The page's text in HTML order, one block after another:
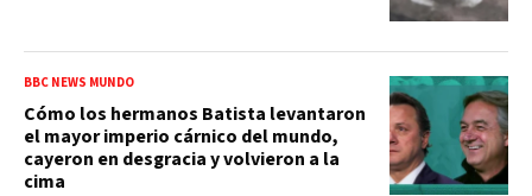
BBC NEWS MUNDO
Cómo los hermanos Batista levantaron
el mayor imperio cárnico del mundo,
cayeron en desgracia y volvieron a la
cima